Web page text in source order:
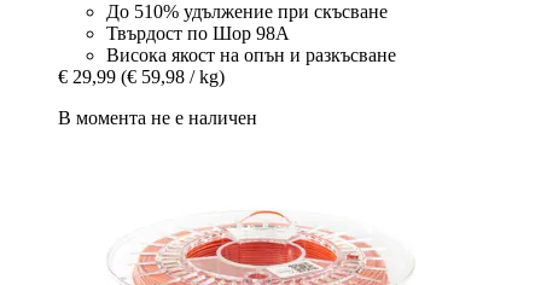
До 510% удължение при скъсване
Твърдост по Шор 98A
Висока якост на опън и разкъсване
€ 29,99 (€ 59,98 / kg)
В момента не е наличен